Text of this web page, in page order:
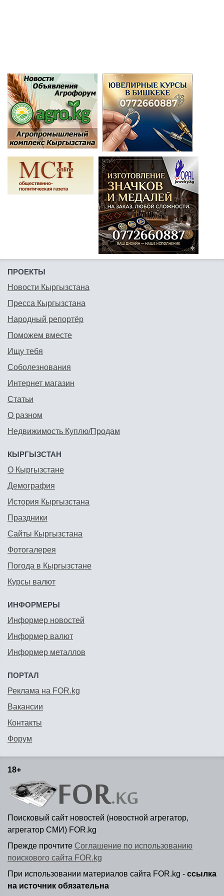
ПРОЕКТЫ
Новости Кыргызстана
Пресса Кыргызстана
Народный репортёр
Поможем вместе
Ищу тебя
Соболезнования
Интернет магазин
Статьи
О разном
Недвижимость Куплю/Продам
КЫРГЫЗСТАН
О Кыргызстане
Демография
История Кыргызстана
Праздники
Сайты Кыргызстана
Фотогалерея
Погода в Кыргызстане
Курсы валют
ИНФОРМЕРЫ
Информер новостей
Информер валют
Информер металлов
ПОРТАЛ
Реклама на FOR.kg
Вакансии
Контакты
Форум
18+
Поисковый сайт новостей (новостной агрегатор,
агрегатор СМИ) FOR.kg
Прежде прочтите Соглашение по использованию
поискового сайта FOR.kg
При использовании материалов сайта FOR.kg - ссылка
на источник обязательна